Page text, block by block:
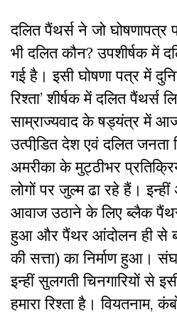
दलित पैंथर्स ने जो घोषणापत्र
भी दलित कौन? उपशीर्षक में
गई है। इसी घोषणा पत्र में
रिश्ता’ शीर्षक में दलित पैंथर्स
साम्राज्यवाद के षड्यंत्र में आज
उत्पीडि़त देश एवं दलित जनता
अमरीका के मुट्ठीभर
लोगों पर जुल्म ढा रहे हैं। इन्हीं
आवाज उठाने के लिए ब्लैक
हुआ और पैंथर आंदोलन ही से
की सत्ता) का निर्माण हुआ।
इन्हीं सुलगती चिनगारियों से
हमारा रिश्ता है। वियतनाम,